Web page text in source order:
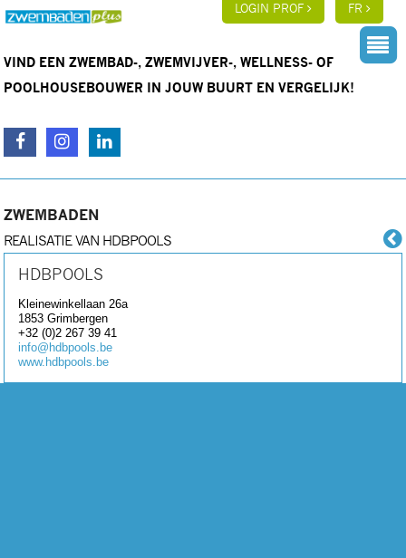
LOGIN PROF FR
VIND EEN ZWEMBAD-, ZWEMVIJVER-, WELLNESS- OF
POOLHOUSEBOUWER IN JOUW BUURT EN VERGELIJK!
ZWEMBADEN
REALISATIE VAN HDBPOOLS
HDBPOOLS
Kleinewinkellaan 26a
1853Grimbergen
+32 (0)2 267 39 41
info@hdbpools.be
www.hdbpools.be